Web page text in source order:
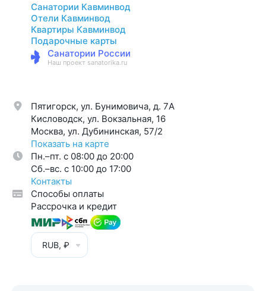
Санатории Кавминвод
Отели Кавминвод
Квартиры Кавминвод
Подарочные карты
Санатории России
Наш проект sanatorika.ru
Пятигорск, ул. Бунимовича, д. 7A
Кисловодск, ул. Вокзальная, 16
Москва, ул. Дубининская, 57/2
Показать на карте
Пн.–пт. с 08:00 до 20:00
Cб.–вс. с 10:00 до 17:00
Контакты
Способы оплаты
Рассрочка и кредит
RUB, ₽